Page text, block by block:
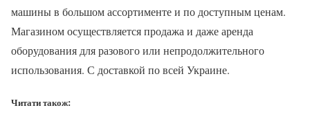
машины в большом ассортименте и по доступным ценам.
Магазином осуществляется продажа и даже аренда
оборудования для разового или непродолжительного
использования. С доставкой по всей Украине.
Читати також: